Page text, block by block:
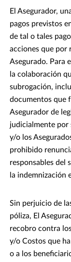
El Asegurador,
pagos previstos
de tal o tales
acciones que por
Asegurado. Para
la colaboración
subrogación,
documentos que
Asegurador de
judicialmente por
y/o los
prohibido
responsables del
la indemnización
Sin perjuicio de
póliza, El
recobro contra
y/o Costos que
o a los